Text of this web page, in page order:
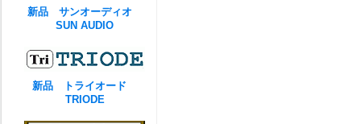
新品 サンオーディオ
SUN AUDIO
新品 トライオード
TRIODE